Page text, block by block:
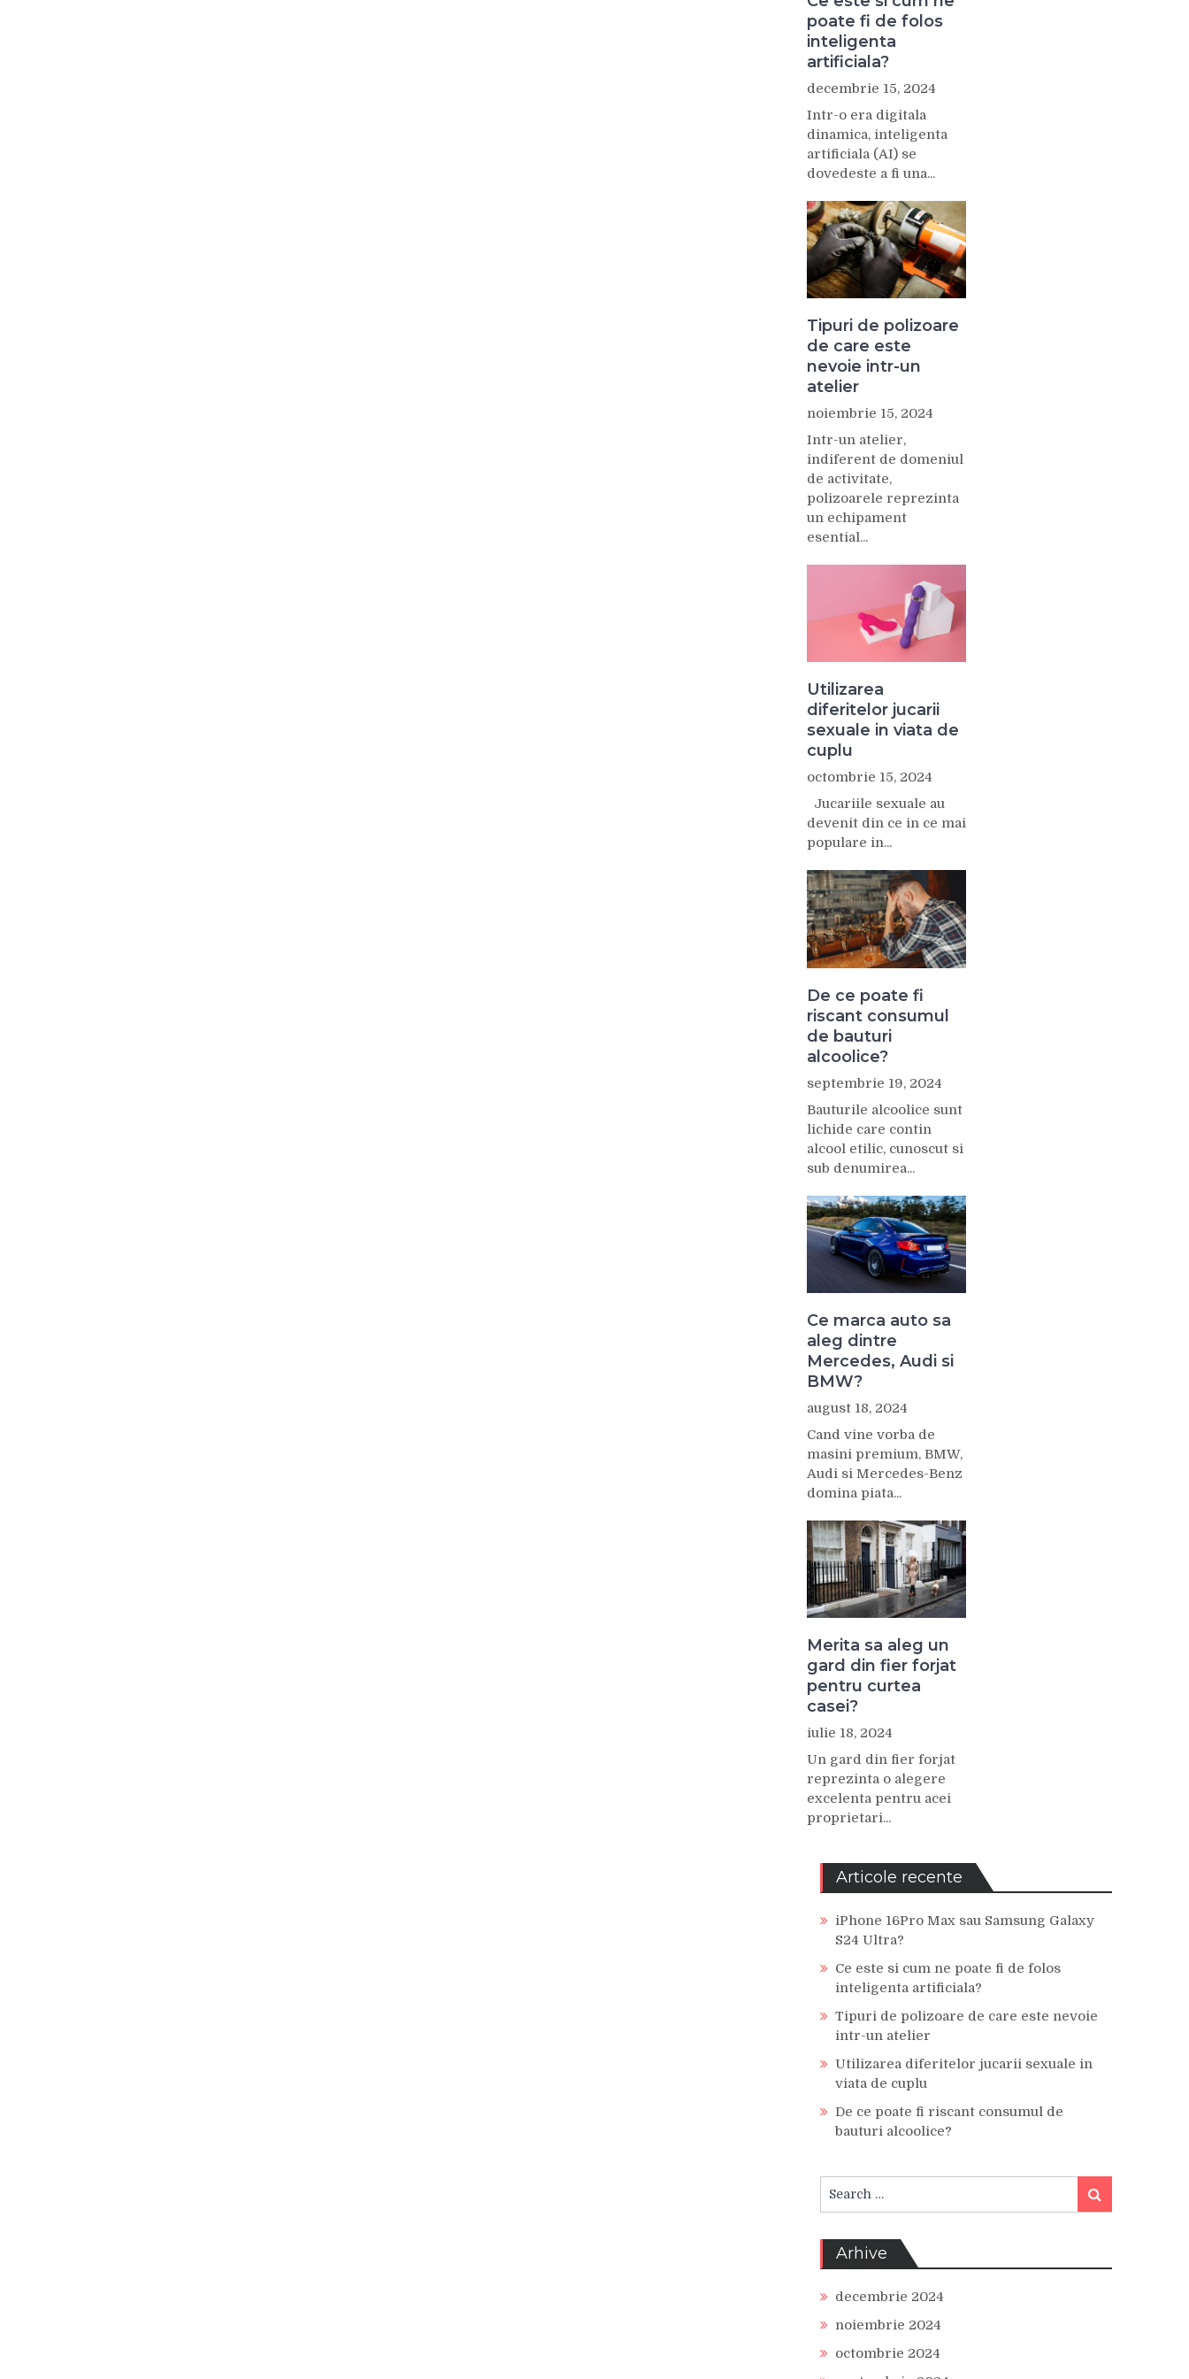
poate fi de folos
inteligenta
artificiala?
decembrie 15, 2024
Intr-o era digitala
dinamica, inteligenta
artificiala (AI) se
dovedeste a fi una...
Tipuri de polizoare
de care este
nevoie intr-un
atelier
noiembrie 15, 2024
Intr-un atelier,
indiferent de domeniul
de activitate,
polizoarele reprezinta
un echipament
esential...
Utilizarea
diferitelor jucarii
sexuale in viata de
cuplu
octombrie 15, 2024
Jucariile sexuale au
devenit din ce in ce mai
populare in...
De ce poate fi
riscant consumul
de bauturi
alcoolice?
septembrie 19, 2024
Bauturile alcoolice sunt
lichide care contin
alcool etilic, cunoscut si
sub denumirea...
Ce marca auto sa
aleg dintre
Mercedes, Audi si
BMW?
august 18, 2024
Cand vine vorba de
masini premium, BMW,
Audi si Mercedes-Benz
domina piata...
Merita sa aleg un
gard din fier forjat
pentru curtea
casei?
iulie 18, 2024
Un gard din fier forjat
reprezinta o alegere
excelenta pentru acei
proprietari...
Articole recente
iPhone 16Pro Max sau Samsung Galaxy
S24 Ultra?
Ce este si cum ne poate fi de folos
inteligenta artificiala?
Tipuri de polizoare de care este nevoie
intr-un atelier
Utilizarea diferitelor jucarii sexuale in
viata de cuplu
De ce poate fi riscant consumul de
bauturi alcoolice?
for:
Search
Arhive
decembrie 2024
noiembrie 2024
octombrie 2024